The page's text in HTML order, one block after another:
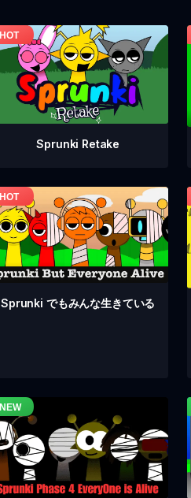
Sprunki Retake
Sprunki でもみんな生きている